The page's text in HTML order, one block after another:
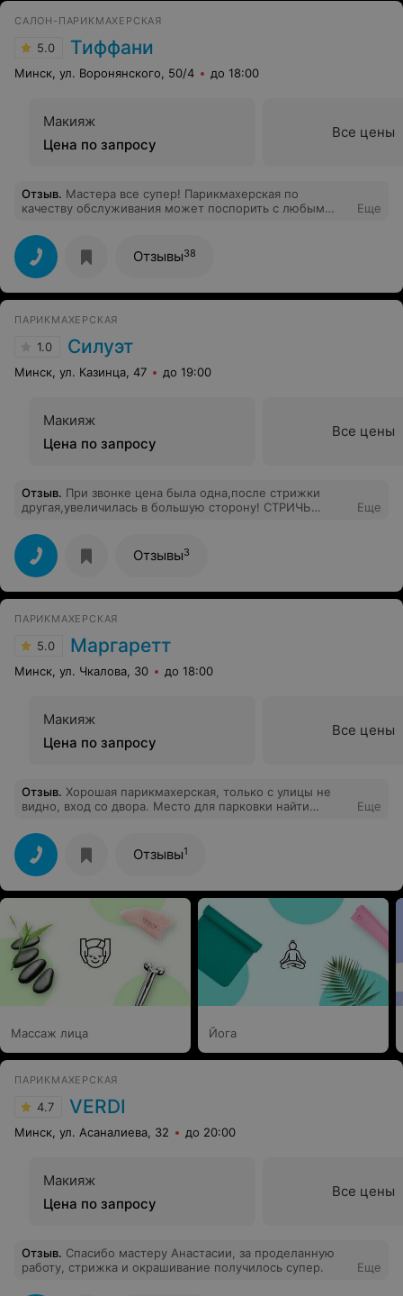
САЛОН-ПАРИКМАХЕРСКАЯ
5.0 Тиффани
Минск, ул. Воронянского, 50/4 до 18:00
Макияж
Цена по запросу
Все цены
Отзыв. Мастера все супер! Парикмахерская по
качеству обслуживания может поспорить с любым
мой взгляд, всегда огромный выбор лаков и меня это
очень радует, вот только один минус - очень сложно
записаться, для того что бы покрасится записываюсь за
месяц, может пора расширять штат (для руководства),
а в остальном все устраивает!
Еще
Отзывы38
ПАРИКМАХЕРСКАЯ
1.0 Силуэт
Минск, ул. Казинца, 47 до 19:00
Макияж
Цена по запросу
Все цены
Отзыв. При звонке цена была одна,после стрижки
другая,увеличилась в большую сторону! СТРИЧЬ
Еще
Отзывы3
ПАРИКМАХЕРСКАЯ
5.0 Маргаретт
Минск, ул. Чкалова, 30 до 18:00
Макияж
Цена по запросу
Все цены
Отзыв. Хорошая парикмахерская, только с улицы не
видно, вход со двора. Место для парковки найти
Еще
Отзывы1
Массаж лица Йога
ПАРИКМАХЕРСКАЯ
4.7 VERDI
Минск, ул. Асаналиева, 32 до 20:00
Макияж
Цена по запросу
Все цены
Отзыв. Спасибо мастеру Анастасии, за проделанную
работу, стрижка и окрашивание получилось супер.
Еще